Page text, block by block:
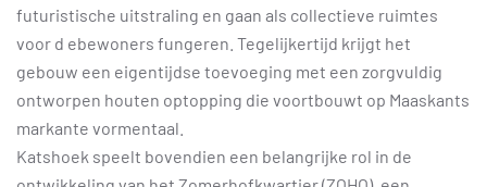
futuristische uitstraling en gaan als collectieve ruimtes
voor d ebewoners fungeren. Tegelijkertijd krijgt het
gebouw een eigentijdse toevoeging met een zorgvuldig
ontworpen houten optopping die voortbouwt op Maaskants
markante vormentaal.
Katshoek speelt bovendien een belangrijke rol in de